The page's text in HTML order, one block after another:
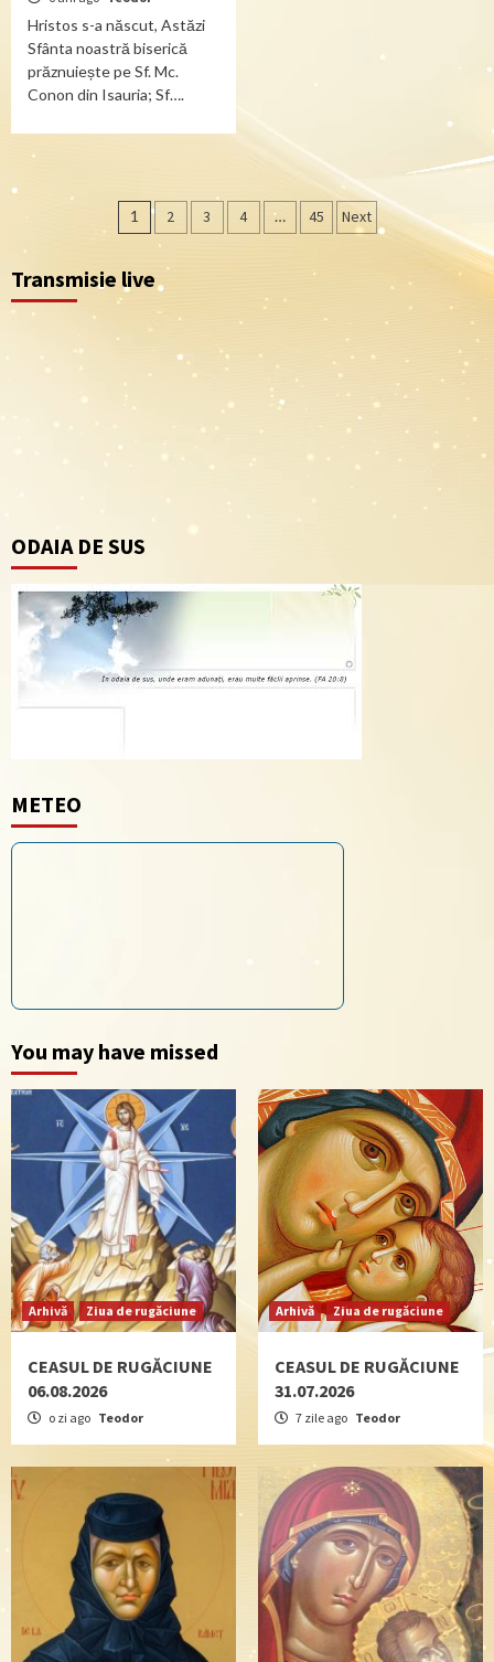
Hristos s-a născut, Astăzi
Sfânta noastră biserică
prăznuiește pe Sf. Mc.
Conon din Isauria; Sf….
Navigare
articole
1 2 3 4 … 45 Next
Transmisie live
ODAIA DE SUS
METEO
You may have missed
Arhivă Ziua de rugăciune
CEASUL DE RUGĂCIUNE
06.08.2026
o zi ago Teodor
Arhivă Ziua de rugăciune
CEASUL DE RUGĂCIUNE
31.07.2026
7 zile ago Teodor